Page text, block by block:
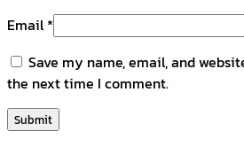
Email*
Save my name, email, and
the next time I comment.